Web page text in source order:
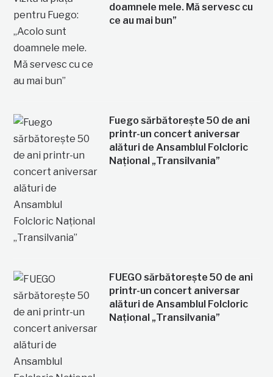
doamnele mele. Mă servesc cu
ce au mai bun”
Fuego sărbătorește 50 de ani
printr-un concert aniversar
alături de Ansamblul Folcloric
Național „Transilvania”
FUEGO sărbătorește 50 de ani
printr-un concert aniversar
alături de Ansamblul Folcloric
Național „Transilvania”